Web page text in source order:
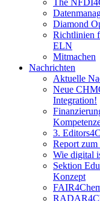
The
Diamond
Richtlinien
ELN
Mitmachen
Nachrichten
Aktuelle
Neue
Integration!
3.
Report
Wie digital
Sektion
Konzept